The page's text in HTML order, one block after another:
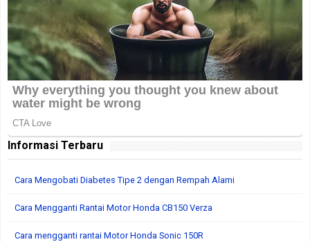
Informasi Terbaru
Cara Mengobati Diabetes Tipe 2 dengan Rempah Alami
Cara Mengganti Rantai Motor Honda CB150 Verza
Cara mengganti rantai Motor Honda Sonic 150R